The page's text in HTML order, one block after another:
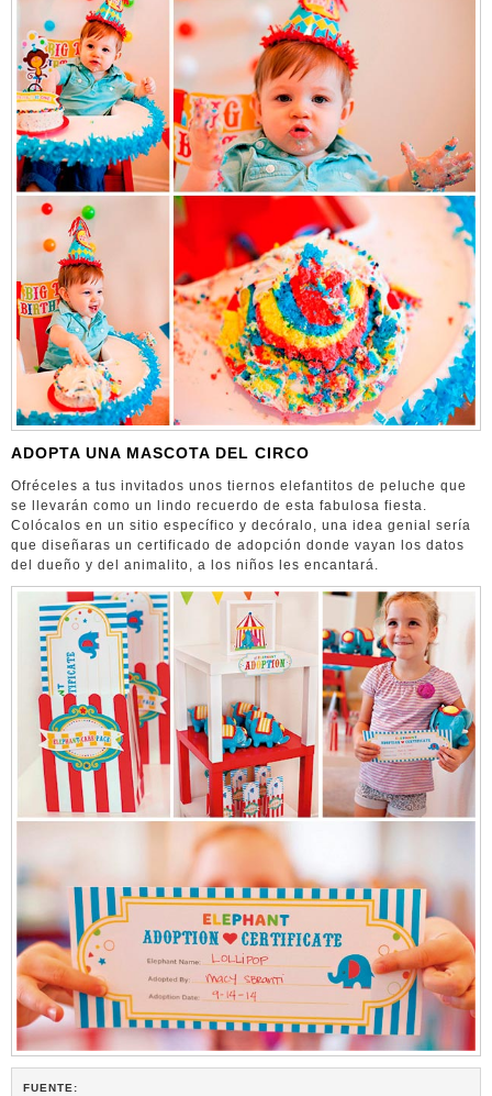
ADOPTA UNA MASCOTA DEL CIRCO
Ofréceles a tus invitados unos tiernos elefantitos de peluche que
se llevarán como un lindo recuerdo de esta fabulosa fiesta.
Colócalos en un sitio específico y decóralo, una idea genial sería
que diseñaras un certificado de adopción donde vayan los datos
del dueño y del animalito, a los niños les encantará.
FUENTE: